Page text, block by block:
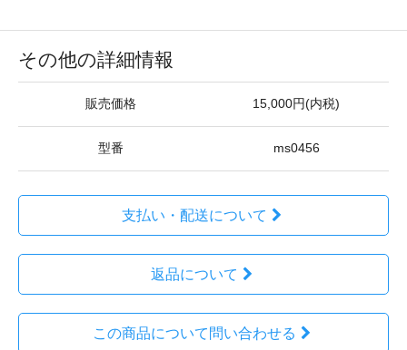
その他の詳細情報
販売価格 15,000円(内税)
型番 ms0456
支払い・配送について
返品について
この商品について問い合わせる